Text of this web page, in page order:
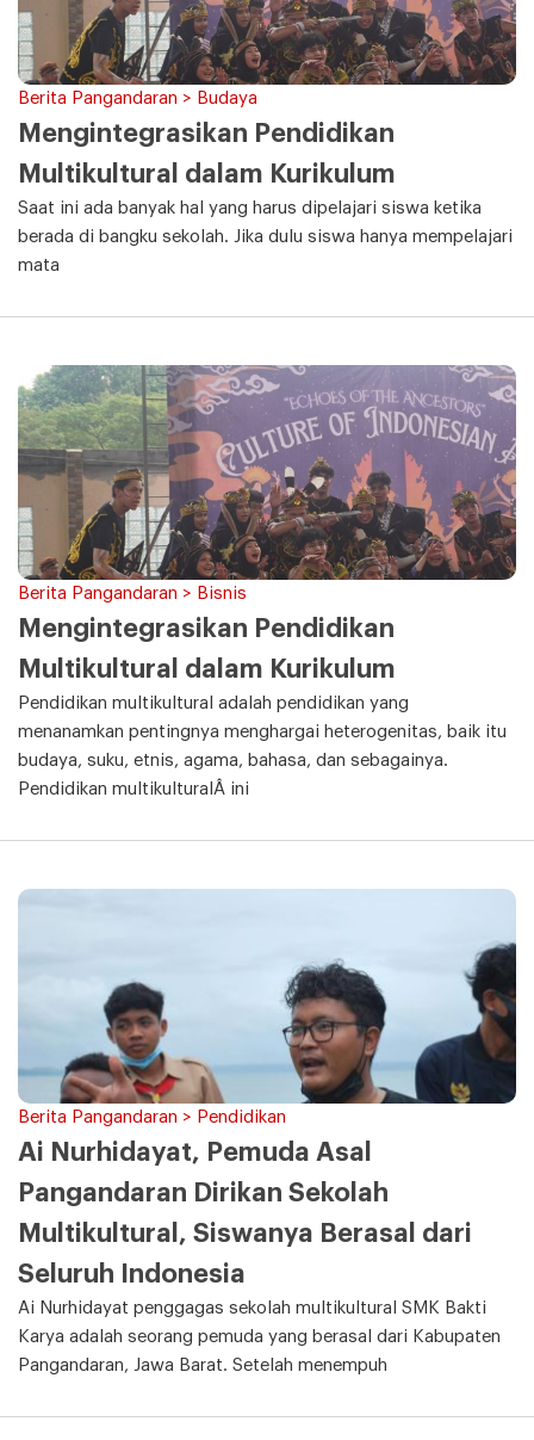
Berita Pangandaran > Budaya
Mengintegrasikan Pendidikan
Multikultural dalam Kurikulum
Saat ini ada banyak hal yang harus dipelajari siswa ketika
berada di bangku sekolah. Jika dulu siswa hanya mempelajari
mata
Berita Pangandaran > Bisnis
Mengintegrasikan Pendidikan
Multikultural dalam Kurikulum
Pendidikan multikultural adalah pendidikan yang
menanamkan pentingnya menghargai heterogenitas, baik itu
budaya, suku, etnis, agama, bahasa, dan sebagainya.
Pendidikan multikulturalÂ ini
Berita Pangandaran > Pendidikan
Ai Nurhidayat, Pemuda Asal
Pangandaran Dirikan Sekolah
Multikultural, Siswanya Berasal dari
Seluruh Indonesia
Ai Nurhidayat penggagas sekolah multikultural SMK Bakti
Karya adalah seorang pemuda yang berasal dari Kabupaten
Pangandaran, Jawa Barat. Setelah menempuh